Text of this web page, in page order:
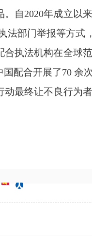
自2020年成立以
法部门举报等方式
合执法机构在全球
配合开展了70 余
最终让不良行为